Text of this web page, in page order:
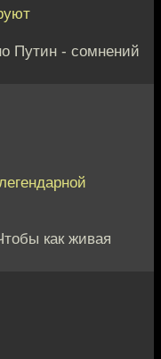
Путин - сомнений
как живая